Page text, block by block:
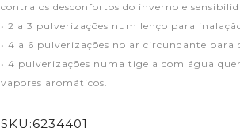
contra os desconfortos do inverno e
• 2 a 3 pulverizações num lenço para
• 4 a 6 pulverizações no ar circundante para
• 4 pulverizações numa tigela com água
vapores aromáticos.
SKU:6234401